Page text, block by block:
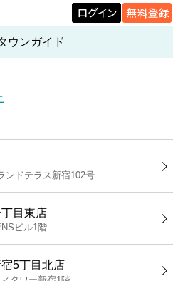
ウンガイド
ンドテラス新宿102号
目東店
ビル1階
5丁目北店